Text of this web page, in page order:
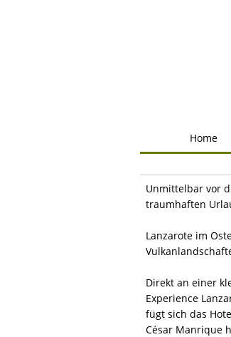
Home
Unmittelbar vor
traumhaften
Lanzarote im
Direkt an einer
Experience
fügt sich das
César Manrique